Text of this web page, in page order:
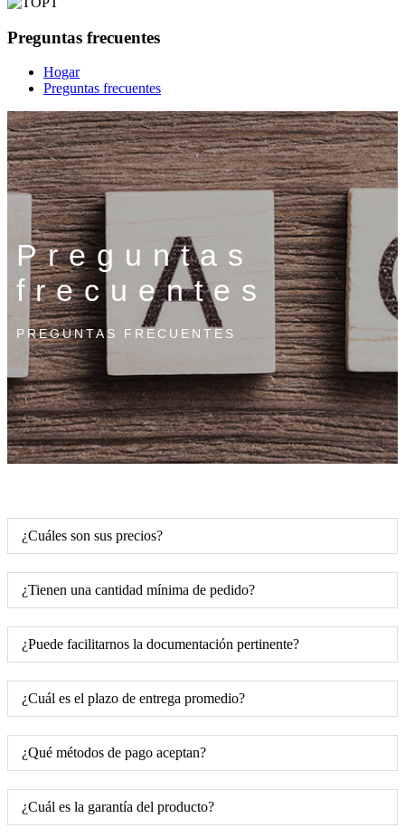
Preguntas frecuentes
Hogar
Preguntas frecuentes
Preguntas
frecuentes
PREGUNTAS FRECUENTES
¿Cuáles son sus precios?
¿Tienen una cantidad mínima de pedido?
¿Puede facilitarnos la documentación pertinente?
¿Cuál es el plazo de entrega promedio?
¿Qué métodos de pago aceptan?
¿Cuál es la garantía del producto?